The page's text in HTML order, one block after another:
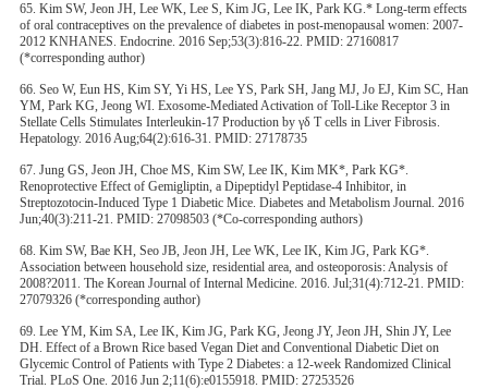
65. Kim SW, Jeon JH, Lee WK, Lee S, Kim JG, Lee IK, Park KG.* Long-term effects
of oral contraceptives on the prevalence of diabetes in post-menopausal women: 2007-
2012 KNHANES. Endocrine. 2016 Sep;53(3):816-22. PMID: 27160817
(*corresponding author)
66. Seo W, Eun HS, Kim SY, Yi HS, Lee YS, Park SH, Jang MJ, Jo EJ, Kim SC, Han
YM, Park KG, Jeong WI. Exosome-Mediated Activation of Toll-Like Receptor 3 in
Stellate Cells Stimulates Interleukin-17 Production by γδ T cells in Liver Fibrosis.
Hepatology. 2016 Aug;64(2):616-31. PMID: 27178735
67. Jung GS, Jeon JH, Choe MS, Kim SW, Lee IK, Kim MK*, Park KG*.
Renoprotective Effect of Gemigliptin, a Dipeptidyl Peptidase-4 Inhibitor, in
Streptozotocin-Induced Type 1 Diabetic Mice. Diabetes and Metabolism Journal. 2016
Jun;40(3):211-21. PMID: 27098503 (*Co-corresponding authors)
68. Kim SW, Bae KH, Seo JB, Jeon JH, Lee WK, Lee IK, Kim JG, Park KG*.
Association between household size, residential area, and osteoporosis: Analysis of
2008?2011. The Korean Journal of Internal Medicine. 2016. Jul;31(4):712-21. PMID:
27079326 (*corresponding author)
69. Lee YM, Kim SA, Lee IK, Kim JG, Park KG, Jeong JY, Jeon JH, Shin JY, Lee
DH. Effect of a Brown Rice based Vegan Diet and Conventional Diabetic Diet on
Glycemic Control of Patients with Type 2 Diabetes: a 12-week Randomized Clinical
Trial. PLoS One. 2016 Jun 2;11(6):e0155918. PMID: 27253526